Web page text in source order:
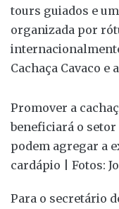
tours guiados e
organizada por
Cachaça Cavaco e
Promover a
beneficiará o setor
podem agregar a
cardápio | Fotos:
Para o secretário